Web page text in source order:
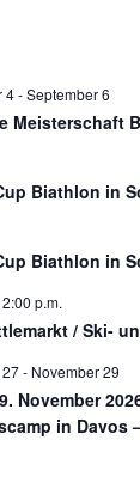
4-September 6
Meisterschaft
Biathlon in
Biathlon in
2:00 p.m.
/ Ski-
- November 29
November
in Davos